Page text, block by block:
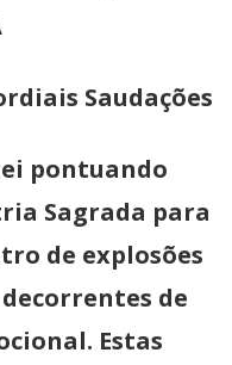
Saudações
pontuando
Sagrada para
de explosões
de
Estas